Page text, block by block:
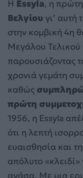
Η Essyla, η
Βελγίου γι’ αυτή
στην κομβική 4η
Μεγάλου Τελικού
παρουσιάζοντας
χρονιά γεμάτη
καθώς
πρώτη
1956, η Essyla
ότι η λεπτή
ευαισθησία και
απόλυτο
ανάσα. Με μια